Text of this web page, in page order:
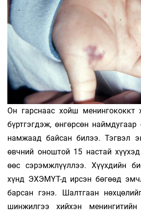
Он гарснаас хойш менингококкт
бүртгэгдэж, өнгөрсөн
намжаад байсан билээ. Тэгвэл
өвчний оноштой 15 настай
өөс сэрэмжлүүллээ. Хүүхдийн
хүнд ЭХЭМҮТ-д ирсэн бөгөөд
барсан гэнэ. Шалтгаан
шинжилгээ хийхэн